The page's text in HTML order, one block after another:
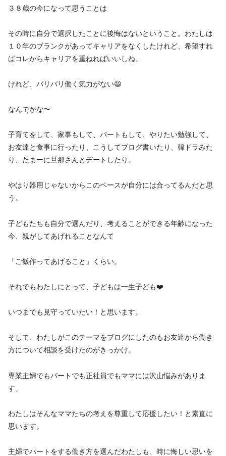
３８歳の今になって思うことは
その時に自分で選択したことに後悔はないということ。わたしは
１０年のブランクがあってキャリアをなくしたけれど、希望すれ
ばコレからキャリアを重ねればいいしね。
けれど、バリバリ働く気力がない😆
なんでかな〜
子育てをして、家事もして、パートもして、やりたい勉強して、
お友達と食事に行ったり、こうしてブログ書いたり、韓ドラみた
り、たまーに旦那さんとデートしたり。
やはり器用じゃないからこのペースが自分には合ってるんだと思
う。
子どもたちも自分で選んだり、考えることができる年齢になった
今、親がしてあげれることなんて
「ご飯作ってあげること」くらい。
それでもわたしにとって、子どもは一生子ども❤️
いつまでも見守っていたい！と思います。
そして、わたしがこのテーマをブログにしたのもお友達から働き
方について相談を受けたのがきっかけ。
専業主婦でもパートでも正社員でもママには沢山悩みがありま
す。
わたしはそんなママたちの考えを尊重して応援したい！と素直に
思います。
主婦でパートをする働き方を選んだわたしも、時に悔しい思いを